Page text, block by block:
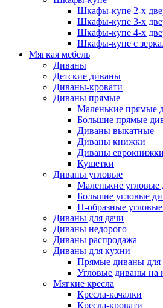
Шкафы-купе 2-х
Шкафы-купе 3-х
Шкафы-купе 4-х
Шкафы-купе с
Мягкая мебель
Диваны
Детские диваны
Диваны-кровати
Диваны прямые
Маленькие прямые
Большие прямые
Диваны выкатные
Диваны книжки
Диваны еврокнижки
Кушетки
Диваны угловые
Маленькие
Большие угловые
П-образные
Диваны для дачи
Диваны недорого
Диваны распродажа
Диваны для кухни
Прямые диваны для
Угловые диваны на
Мягкие кресла
Кресла-качалки
Кресла-кровати